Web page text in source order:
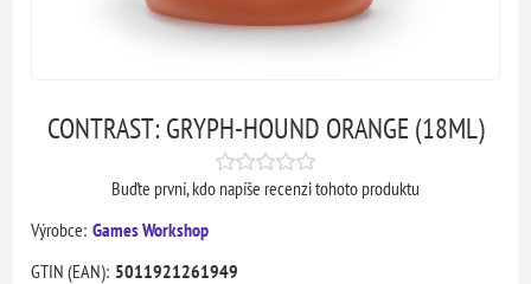
CONTRAST: GRYPH-HOUND ORANGE (18ML)
Buďte první, kdo napíše recenzi tohoto produktu
Výrobce: Games Workshop
GTIN (EAN): 5011921261949